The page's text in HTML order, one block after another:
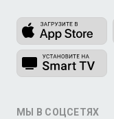
МЫ В СОЦСЕТЯХ